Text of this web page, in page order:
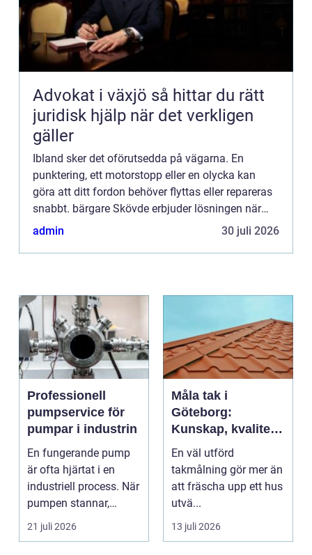
Advokat i växjö så hittar du rätt
juridisk hjälp när det verkligen
gäller
Ibland sker det oförutsedda på vägarna. En
punktering, ett motorstopp eller en olycka kan
göra att ditt fordon behöver flyttas eller repareras
snabbt. bärgare Skövde erbjuder lösningen när
kunder i Sk&oum...
admin 30 juli 2026
Professionell
pumpservice för
pumpar i industrin
En fungerande pump
är ofta hjärtat i en
industriell process. När
pumpen stannar,
stan...
21 juli 2026
Måla tak i
Göteborg:
Kunskap, kvalitet
och långsiktigt
skydd vid
takmålning i
Göteborg
En väl utförd
takmålning gör mer än
att fräscha upp ett hus
utvä...
13 juli 2026